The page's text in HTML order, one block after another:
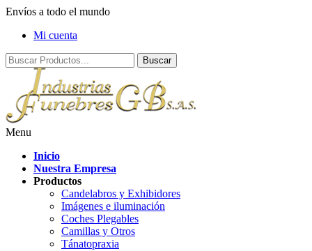
Envíos a todo el mundo
Mi cuenta
Menu
Inicio
Nuestra Empresa
Productos
Candelabros y Exhibidores
Imágenes e iluminación
Coches Plegables
Camillas y Otros
Tánatopraxia